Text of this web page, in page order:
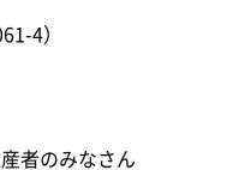
4）
者のみなさん